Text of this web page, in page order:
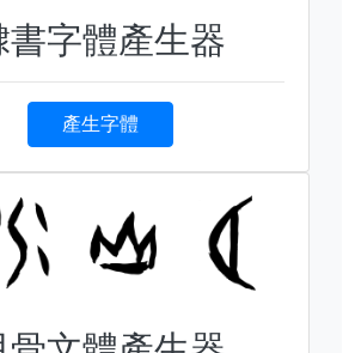
書字體產生器
產生字體